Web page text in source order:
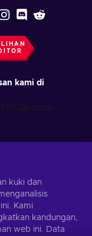
kami di
Langgan
Lawati notis
kuki dan
Kami
kandungan,
web ini. Data